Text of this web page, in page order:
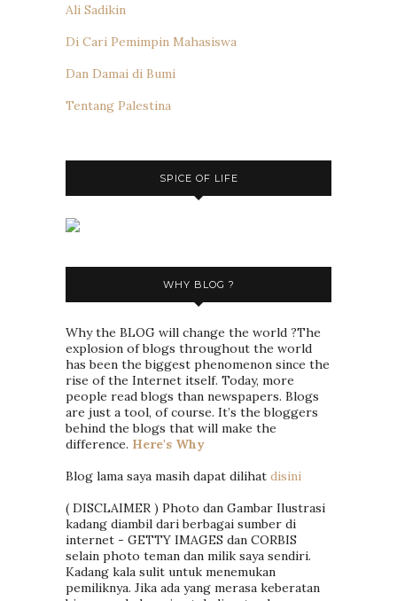
Ali Sadikin
Di Cari Pemimpin Mahasiswa
Dan Damai di Bumi
Tentang Palestina
SPICE OF LIFE
WHY BLOG ?
Why the BLOG will change the world ?The
explosion of blogs throughout the world
has been the biggest phenomenon since the
rise of the Internet itself. Today, more
people read blogs than newspapers. Blogs
are just a tool, of course. It’s the bloggers
behind the blogs that will make the
difference. Here's Why
Blog lama saya masih dapat dilihat disini
( DISCLAIMER ) Photo dan Gambar Ilustrasi
kadang diambil dari berbagai sumber di
internet - GETTY IMAGES dan CORBIS
selain photo teman dan milik saya sendiri.
Kadang kala sulit untuk menemukan
pemiliknya. Jika ada yang merasa keberatan